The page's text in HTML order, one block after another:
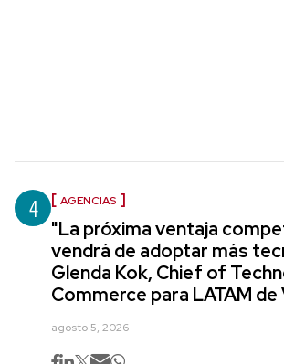
4 AGENCIAS
"La próxima ventaja
vendrá de adoptar más
Glenda Kok, Chief of
Commerce para LATAM de
agosto 5, 2026